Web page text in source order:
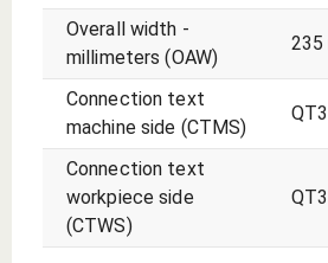
Overall width -
millimeters (OAW)
235
Connection text
machine side (CTMS)
QT3
Connection text
workpiece side
(CTWS)
QT3